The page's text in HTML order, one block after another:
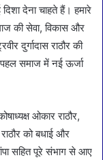
देना चाहते हैं। हमारे
की सेवा, विकास और
दुर्गादास राठौर की
समाज में नई ऊर्जा
ओकार राठौर,
को बधाई और
सहित पूरे संभाग से आए